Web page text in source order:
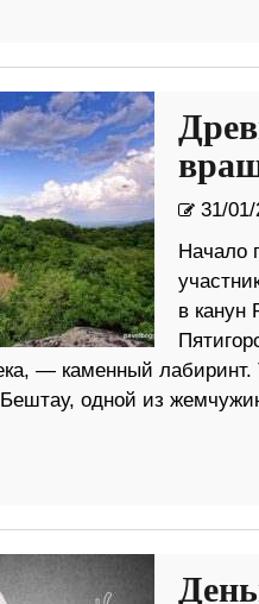
31/01/
Начало
в канун
— каменный
одной из